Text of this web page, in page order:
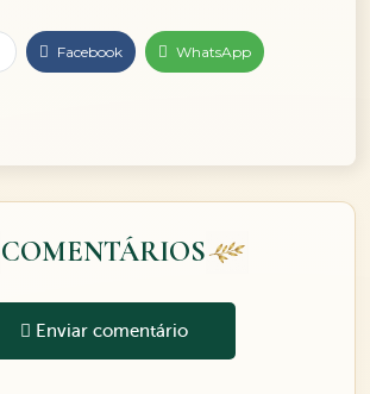
Facebook WhatsApp
COMENTÁRIOS
Enviar comentário